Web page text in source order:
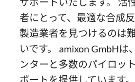
者にとって、最適な合成
製造業者を見つけるのは
いです。 amixon GmbHは
ンターと多数のパイロッ
ポートを提供しています